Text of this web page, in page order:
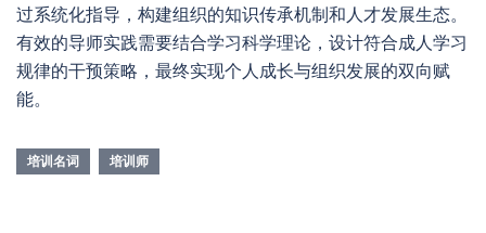
过系统化指导，构建组织的知识传承机制和人才发展生态。
有效的导师实践需要结合学习科学理论，设计符合成人学习
规律的干预策略，最终实现个人成长与组织发展的双向赋
能。
培训名词 培训师